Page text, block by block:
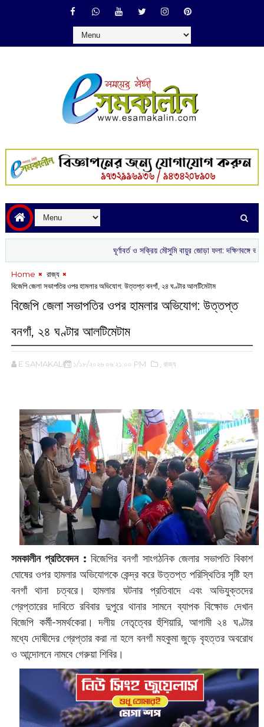
ঘূর্ণাবর্ত ও সক্রিয় মৌসুমি বায়ুর জোড়া ফলা: দক্ষিণবঙ্গে ভারী বৃষ্টির
Home
‌ রাজ্য
বিজেপি জেলা সভাপতির ওপর হামলার অভিযোগ: উত্তপ্ত বনগাঁ, ২৪ ঘণ্টার আলটিমেটাম
বিজেপি জেলা সভাপতির ওপর হামলার অভিযোগ: উত্তপ্ত
বনগাঁ, ২৪ ঘণ্টার আলটিমেটাম
E SAMAKALIN ১/১৮/২০২৬ ০৬:২১:০০ PM ,‌ রাজ্য
সমকালীন প্রতিবেদন : বিজেপির বনগাঁ সাংগঠনিক জেলার সভাপতি বিকাশ
ঘোষের ওপর হামলার অভিযোগকে কেন্দ্র করে উত্তপ্ত পরিস্থিতির সৃষ্টি হল
বনগাঁ থানা চত্বরে। হামলার ঘটনার প্রতিবাদে এবং অভিযুক্তদের
গ্রেপ্তারের দাবিতে রবিবার দুপুরে থানার সামনে ব্যাপক বিক্ষোভ দেখান
বিজেপি কর্মী-সমর্থকেরা। দলীয় নেতৃত্বের হুঁশিয়ারি, আগামী ২৪ ঘণ্টার
মধ্যে দোষীদের গ্রেপ্তার করা না হলে বনগাঁ মহকুমা জুড়ে বৃহত্তর অবরোধ
ও আন্দোলনে নামবে গেরুয়া শিবির।